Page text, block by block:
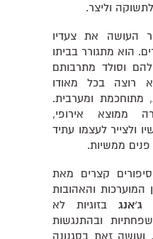
וליצר.
העושה את צעדיו
הוא מתגורר בביתו
וסולד מתרבותם
רוצה בכל מאודו
מתוחכמת ומערבית.
ממוצא אירופי,
ולצייר לעצמו עתיד
ממשיות.
קצרים מאת
והאהובות
ג׳אנג בזוגיות לא
ובהתנגשות
ועושה זאת בסגנונה